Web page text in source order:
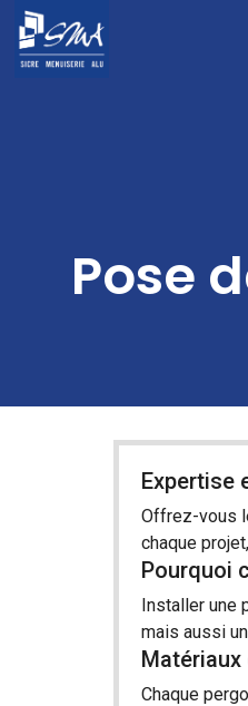
Pose
Expertise
Offrez-vous
chaque
Pourquoi
Installer une
mais aussi
Chaque